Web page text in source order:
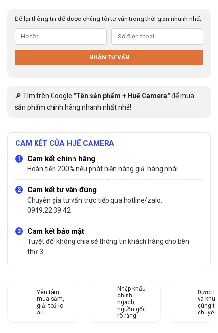
Để lại thông tin để được chúng tôi tư vấn trong thời gian nhanh nhất
NHẬN TƯ VẤN
🔎 Tìm trên Google "Tên sản phẩm + Huế Camera"để mua
sản phẩm chính hãng nhanh nhất nhé!
CAM KẾT CỦA HUẾ CAMERA
Cam kết chính hãng
Hoàn tiền 200% nếu phát hiện hàng giả, hàng nhái.
Cam kết tư vấn đúng
Chuyên gia tư vấn trực tiếp qua hotline/zalo:
0949.22.39.42
Cam kết bảo mật
Tuyệt đối không chia sẻ thông tin khách hàng cho bên
thứ 3.
Yên tâm
mua sắm,
giải toả lo
âu
Nhập khẩu
chính
ngạch,
nguồn gốc
rõ ràng
Được
và
dùng từ